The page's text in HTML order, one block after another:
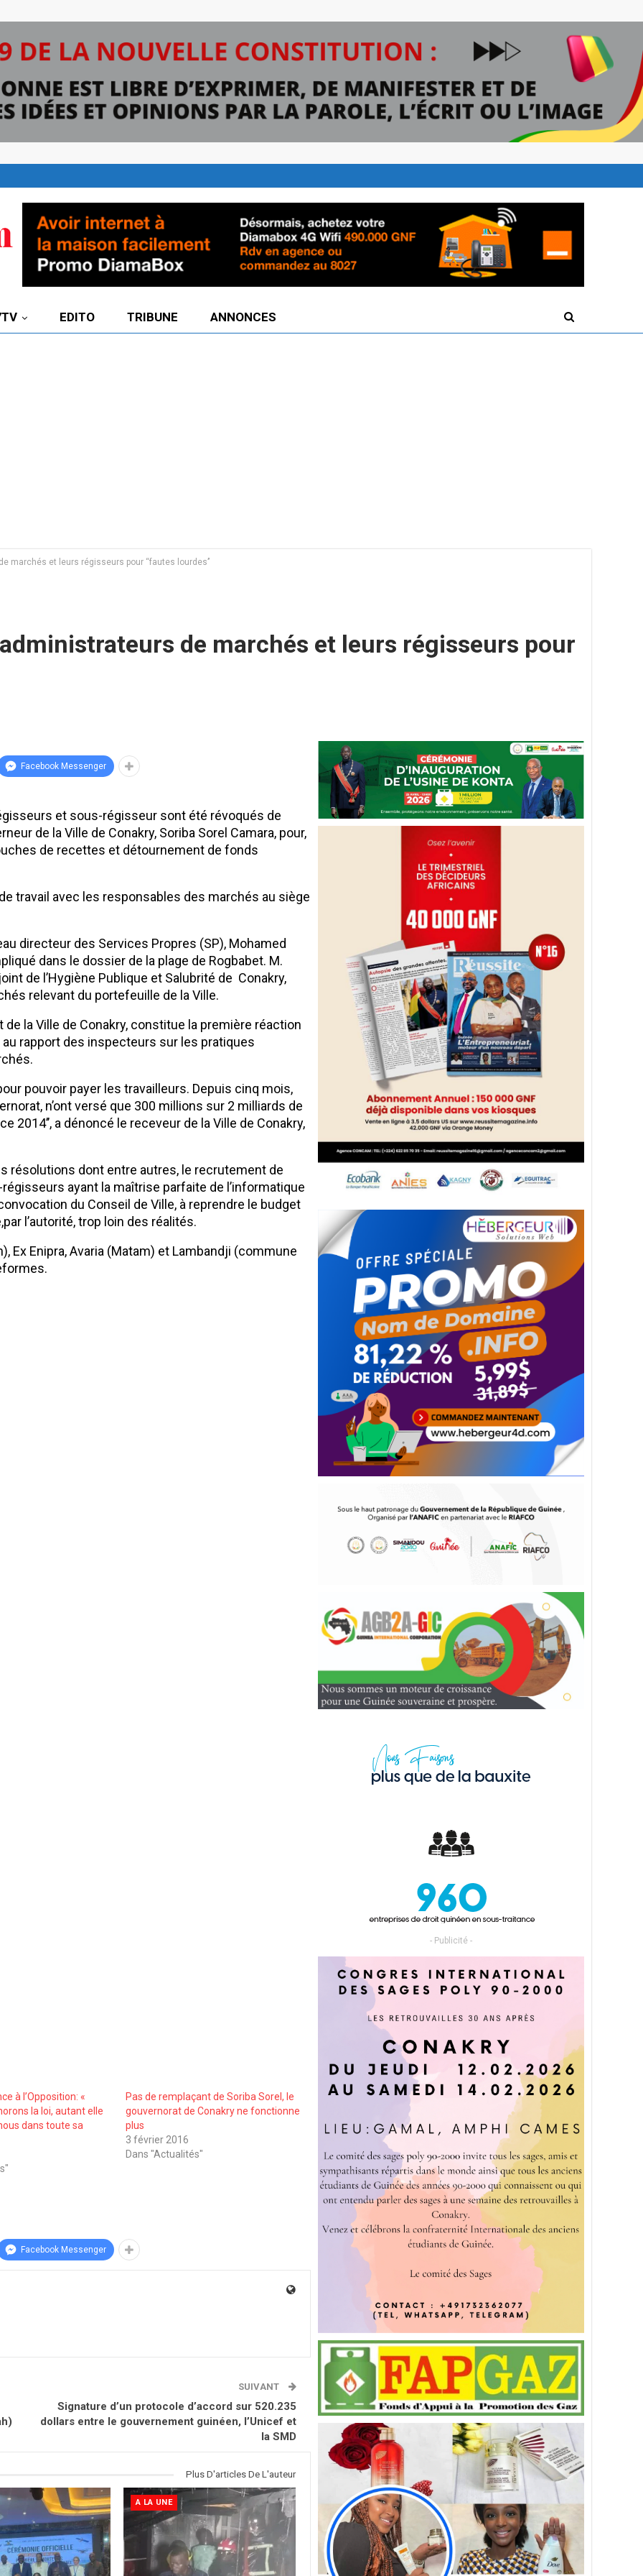
EDITO TRIBUNE ANNONCES
marchés et leurs régisseurs pour ‘‘fautes lourdes’’
de marchés et leurs régisseurs pour
Facebook Messenger
et sous-régisseur sont été révoqués de
de la Ville de Conakry, Soriba Sorel Camara, pour,
de recettes et détournement de fonds
travail avec les responsables des marchés au siège
directeur des Services Propres (SP), Mohamed
dans le dossier de la plage de Rogbabet. M.
de l’Hygiène Publique et Salubrité de Conakry,
relevant du portefeuille de la Ville.
la Ville de Conakry, constitue la première réaction
rapport des inspecteurs sur les pratiques
pouvoir payer les travailleurs. Depuis cinq mois,
n’ont versé que 300 millions sur 2 milliards de
a dénoncé le receveur de la Ville de Conakry,
résolutions dont entre autres, le recrutement de
ayant la maîtrise parfaite de l’informatique
du Conseil de Ville, à reprendre le budget
l’autorité, trop loin des réalités.
Ex Enipra, Avaria (Matam) et Lambandji (commune
à l’Opposition: «
la loi, autant elle
dans toute sa
Pas de remplaçant de Soriba Sorel, le
gouvernorat de Conakry ne fonctionne
plus
3 février 2016
Dans "Actualités"
Facebook Messenger
SUIVANT
Signature d’un protocole d’accord sur 520.235
dollars entre le gouvernement guinéen, l’Unicef et
la SMD
Plus D'articles De L'auteur
A LA UNE
- Publicité -